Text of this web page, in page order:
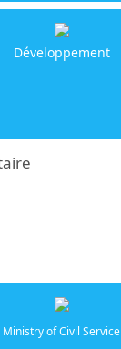
Développement
Ministry of Civil Service